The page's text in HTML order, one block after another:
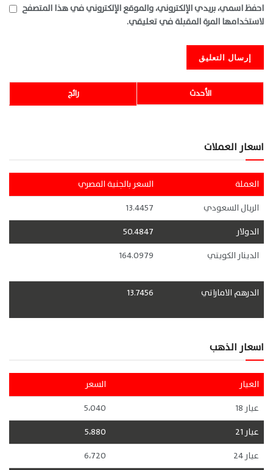
احفظ اسمي، بريدي الإلكتروني، والموقع الإلكتروني في هذا المتصفح
لاستخدامها المرة المقبلة في تعليقي.
رائج الأحدث
اسعار العملات
العملة
السعر بالجنية المصري
الريال السعودي
13.4457
الدولار
50.4847
الدينار الكويتي
164.0979
الدرهم الاماراتي 13.7456
اسعار الذهب
العيار
السعر
عيار 18
5،040
عيار 21
5،880
عيار 24
6،720